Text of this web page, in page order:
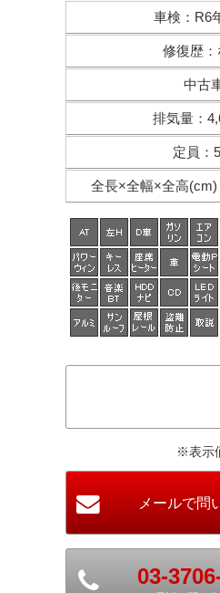
車検 ： R6
修復歴 ：
中古
排気量 ：
定員 ：
全長×全幅×全高(cm)
※表示
03-